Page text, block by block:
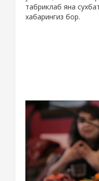
табриклаб яна
хабарингиз бор.